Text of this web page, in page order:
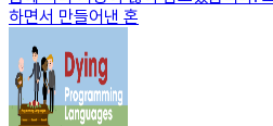
하면서 만들어낸 혼